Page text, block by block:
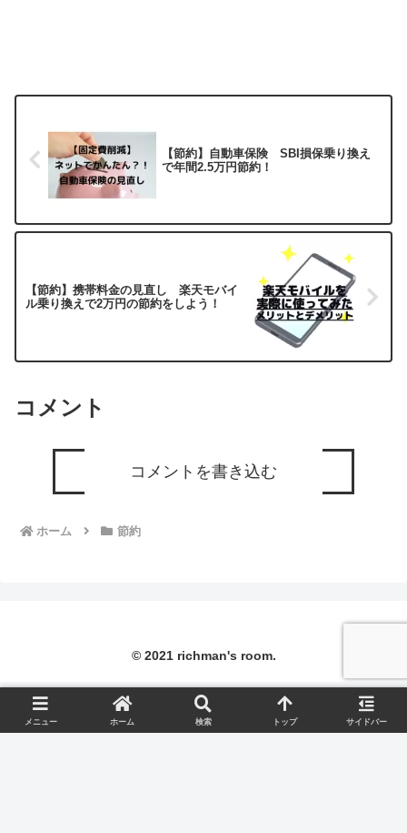
【節約】自動車保険 SBI損保乗り換え
で年間2.5万円節約！
【節約】携帯料金の見直し 楽天モバイ
ル乗り換えで2万円の節約をしよう！
コメント
コメントを書き込む
ホーム 節約
© 2021 richman's room.
メニュー ホーム 検索 トップ サイドバー